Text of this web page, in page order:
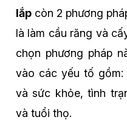
lắp còn 2 phương
là làm cầu răng và
chọn phương pháp
vào các yếu tố
và sức khỏe, tình
và tuổi thọ.